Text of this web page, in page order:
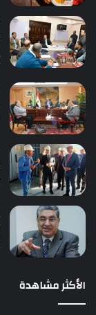
الأكثر مشاهدة